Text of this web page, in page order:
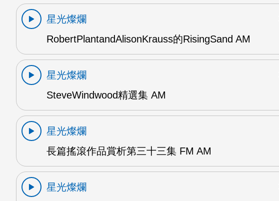
星光燦爛
RobertPlantandAlisonKrauss的RisingSand AM
星光燦爛
SteveWindwood精選集 AM
星光燦爛
長篇搖滾作品賞析第三十三集 FM AM
星光燦爛